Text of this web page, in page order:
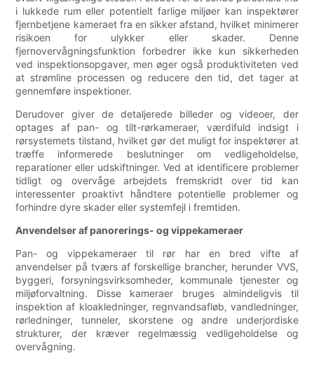
i lukkede rum eller potentielt farlige miljøer kan inspektører
fjernbetjene kameraet fra en sikker afstand, hvilket minimerer
risikoen for ulykker eller skader. Denne
fjernovervågningsfunktion forbedrer ikke kun sikkerheden
ved inspektionsopgaver, men øger også produktiviteten ved
at strømline processen og reducere den tid, det tager at
gennemføre inspektioner.
Derudover giver de detaljerede billeder og videoer, der
optages af pan- og tilt-rørkameraer, værdifuld indsigt i
rørsystemets tilstand, hvilket gør det muligt for inspektører at
træffe informerede beslutninger om vedligeholdelse,
reparationer eller udskiftninger. Ved at identificere problemer
tidligt og overvåge arbejdets fremskridt over tid kan
interessenter proaktivt håndtere potentielle problemer og
forhindre dyre skader eller systemfejl i fremtiden.
Anvendelser af panorerings- og vippekameraer
Pan- og vippekameraer til rør har en bred vifte af
anvendelser på tværs af forskellige brancher, herunder VVS,
byggeri, forsyningsvirksomheder, kommunale tjenester og
miljøforvaltning. Disse kameraer bruges almindeligvis til
inspektion af kloakledninger, regnvandsafløb, vandledninger,
rørledninger, tunneler, skorstene og andre underjordiske
strukturer, der kræver regelmæssig vedligeholdelse og
overvågning.